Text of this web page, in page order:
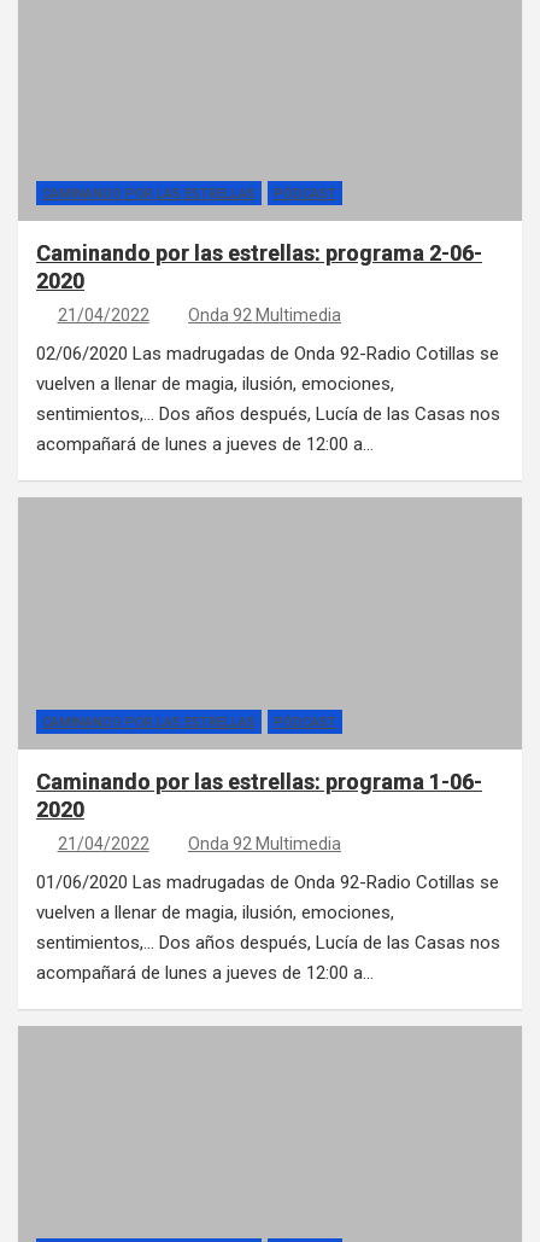
CAMINANDO POR LAS ESTRELLAS PÓDCAST
Caminando por las estrellas: programa 2-06-
2020
21/04/2022 Onda 92 Multimedia
02/06/2020 Las madrugadas de Onda 92-Radio Cotillas se
vuelven a llenar de magia, ilusión, emociones,
sentimientos,… Dos años después, Lucía de las Casas nos
acompañará de lunes a jueves de 12:00 a…
CAMINANDO POR LAS ESTRELLAS PÓDCAST
Caminando por las estrellas: programa 1-06-
2020
21/04/2022 Onda 92 Multimedia
01/06/2020 Las madrugadas de Onda 92-Radio Cotillas se
vuelven a llenar de magia, ilusión, emociones,
sentimientos,… Dos años después, Lucía de las Casas nos
acompañará de lunes a jueves de 12:00 a…